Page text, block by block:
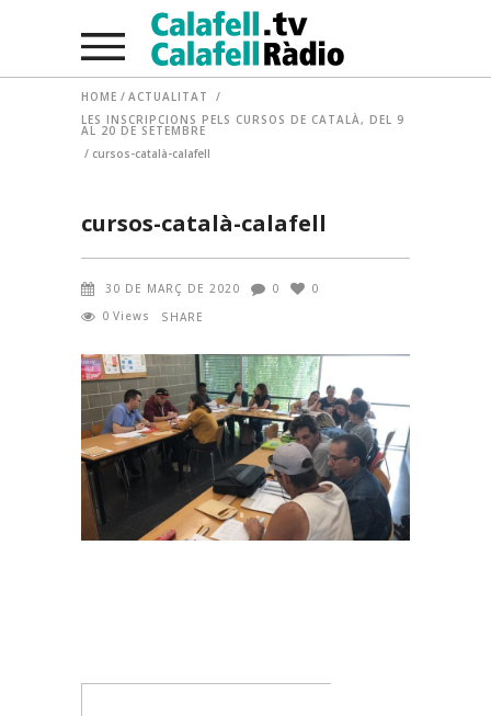
HOME / ACTUALITAT
/
LES INSCRIPCIONS PELS CURSOS DE CATALÀ, DEL 9
AL 20 DE SETEMBRE
/ cursos-català-calafell
cursos-català-calafell
30 DE MARÇ DE 2020 0
0
0 Views SHARE